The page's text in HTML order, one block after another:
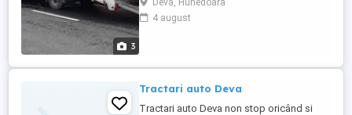
3
DEVA,HUNEDOARA SI A1 TEL.
0722399695
Deva, Hunedoara
4 august
Tractari auto Deva
Tractari auto Deva non stop oricând si